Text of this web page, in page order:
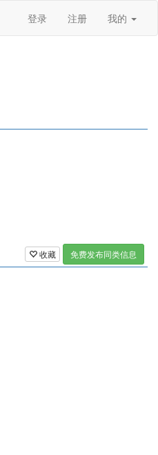
登录 注册 我的
收藏 免费发布同类信息